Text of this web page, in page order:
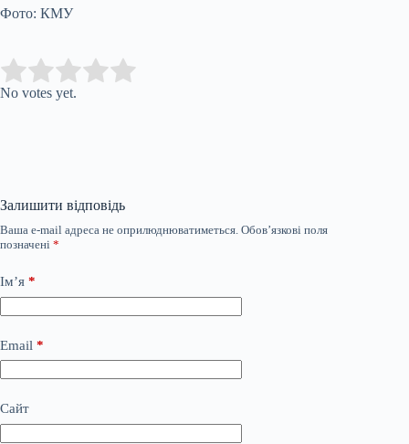
Фото: КМУ
Rate this item:
No votes yet.
Залишити відповідь
Ваша e-mail адреса не оприлюднюватиметься. Обов’язкові поля
позначені *
Ім’я *
Email *
Сайт